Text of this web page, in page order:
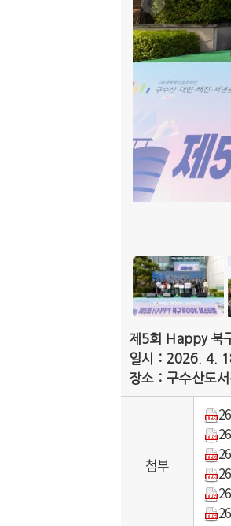
제5회 Happy 북
일시 : 2026. 4.
장소 : 구수산도
첨부